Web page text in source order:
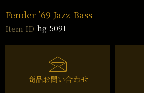
Fender ’69 Jazz Bass
Item ID hg-5091
商品お問い合わせ